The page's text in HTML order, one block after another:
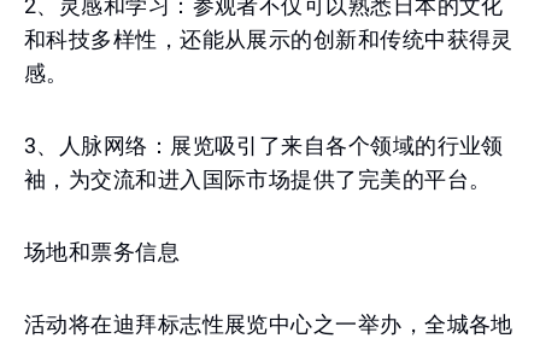
2、灵感和学习：参观者不仅可以熟悉日本的文化
和科技多样性，还能从展示的创新和传统中获得灵
感。
3、人脉网络：展览吸引了来自各个领域的行业领
袖，为交流和进入国际市场提供了完美的平台。
场地和票务信息
活动将在迪拜标志性展览中心之一举办，全城各地